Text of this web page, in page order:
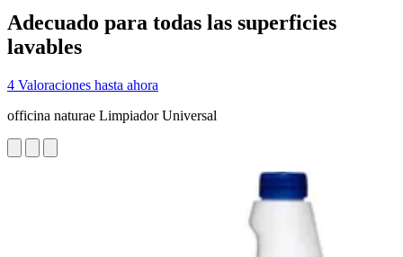
Adecuado para todas las superficies
lavables
4 Valoraciones hasta ahora
officina naturae Limpiador Universal